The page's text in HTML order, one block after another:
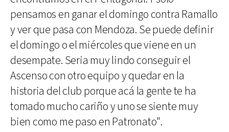
pensamos en ganar el domingo contra Ramallo
y ver que pasa con Mendoza. Se puede definir
el domingo o el miércoles que viene en un
desempate. Seria muy lindo conseguir el
Ascenso con otro equipo y quedar en la
historia del club porque acá la gente te ha
tomado mucho cariño y uno se siente muy
bien como me paso en Patronato".